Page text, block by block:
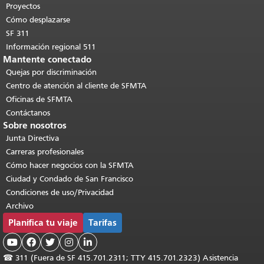
contenido principal
Proyectos
Cómo desplazarse
SF 311
Información regional 511
Mantente conectado
Quejas por discriminación
Centro de atención al cliente de SFMTA
Oficinas de SFMTA
Contáctanos
Sobre nosotros
Junta Directiva
Carreras profesionales
Cómo hacer negocios con la SFMTA
Ciudad y Condado de San Francisco
Condiciones de uso/Privacidad
Archivo
Planifica tu viaje Tarifas
    
☎ 311 (Fuera de SF 415.701.2311; TTY 415.701.2323) Asistencia